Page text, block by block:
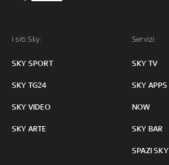
I siti Sky:
SKY SPORT
SKY TG24
SKY VIDEO
SKY ARTE
Servizi:
SKY TV
SKY APPS
NOW
SKY BAR
SPAZI SKY